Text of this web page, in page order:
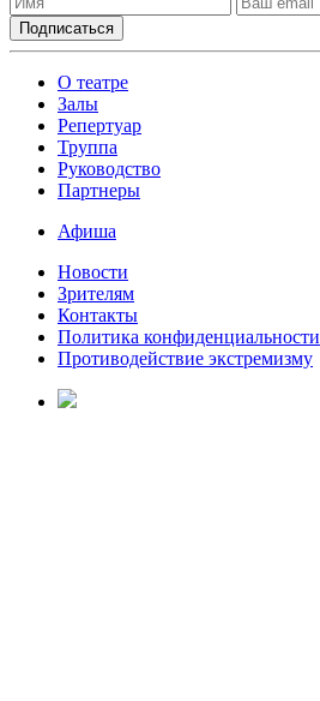
О театре
Залы
Репертуар
Труппа
Руководство
Партнеры
Афиша
Новости
Зрителям
Контакты
Политика конфиденциальности
Противодействие экстремизму